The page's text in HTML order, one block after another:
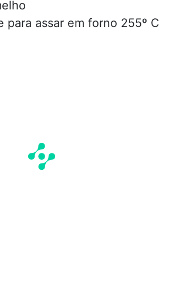
para assar em forno 255º C